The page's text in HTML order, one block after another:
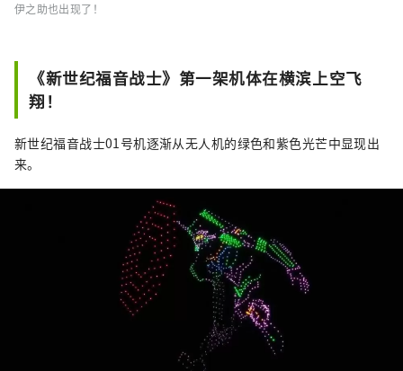
伊之助也出现了！
《新世纪福音战士》第一架机体在横滨上空飞
翔！
新世纪福音战士01号机逐渐从无人机的绿色和紫色光芒中显现出
来。